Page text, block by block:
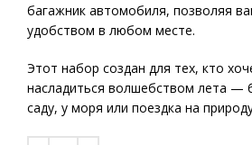
багажник автомобиля, позволяя
удобством в любом месте.
Этот набор создан для тех, кто
насладиться волшебством лета —
саду, у моря или поездка на